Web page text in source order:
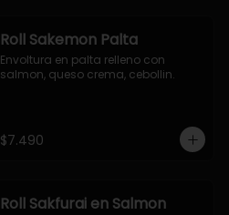
Roll Sakemon Palta
Envoltura en palta relleno con
salmon, queso crema, cebollin.
$7.490
Roll Sakfurai en Salmon